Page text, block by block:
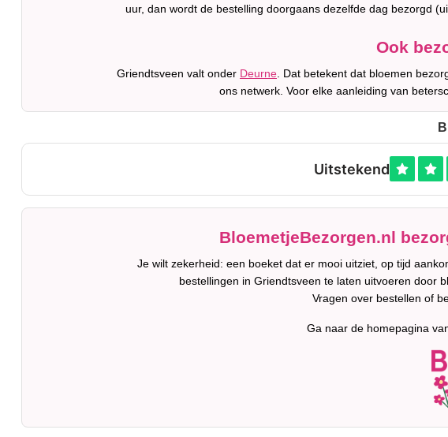
uur, dan wordt de bestelling doorgaans dezelfde dag bezorgd
Ook
Griendtsveen valt onder Deurne. Dat betekent dat bloemen
ons netwerk. Voor elke aanleiding van
BloemetjeBezorgen.nl
Je wilt zekerheid: een boeket dat er mooi uitziet, op tijd
bestellingen in Griendtsveen te laten uitvoeren door
Vragen over bestellen of
Ga naar de homepagina